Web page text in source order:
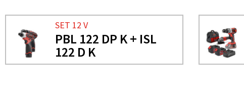
SET 12 V
PBL 122 DP K + ISL
122 D K